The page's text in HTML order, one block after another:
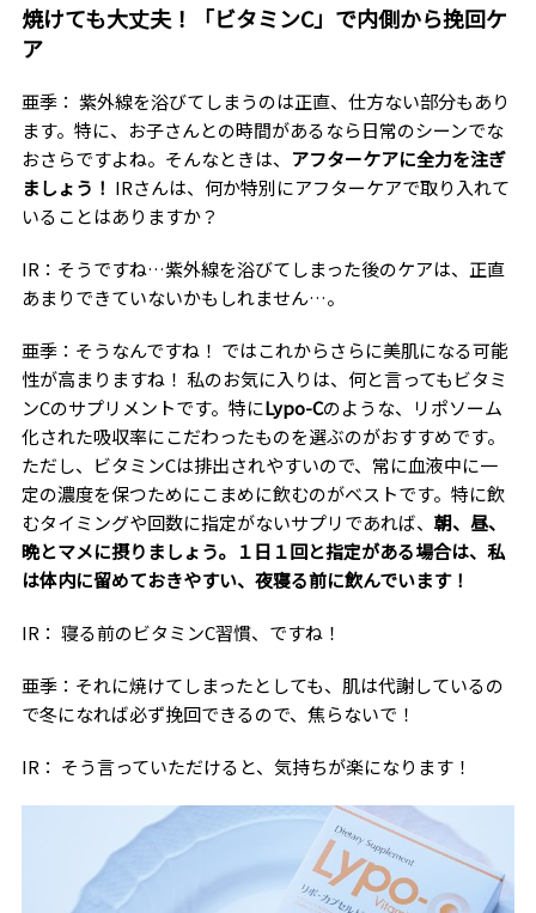
焼けても大丈夫！「ビタミンC」で内側から挽回ケ
ア
亜季： 紫外線を浴びてしまうのは正直、仕方ない部分もあり
ます。特に、お子さんとの時間があるなら日常のシーンでな
おさらですよね。そんなときは、 アフターケアに全力を注ぎ
ましょう！ IRさんは、何か特別にアフターケアで取り入れて
いることはありますか？
IR：そうですね…紫外線を浴びてしまった後のケアは、正直
あまりできていないかもしれません…。
亜季：そうなんですね！ ではこれからさらに美肌になる可能
性が高まりますね！ 私のお気に入りは、何と言ってもビタミ
ンCのサプリメントです。特にLypo-Cのような、リポソーム
化された吸収率にこだわったものを選ぶのがおすすめです。
ただし、ビタミンCは排出されやすいので、常に血液中に一
定の濃度を保つためにこまめに飲むのがベストです。特に飲
むタイミングや回数に指定がないサプリであれば、 朝、昼、
晩とマメに摂りましょう。１日１回と指定がある場合は、私
は体内に留めておきやすい、夜寝る前に飲んでいます！
IR： 寝る前のビタミンC習慣、ですね！
亜季：それに焼けてしまったとしても、肌は代謝しているの
で冬になれば必ず挽回できるので、焦らないで！
IR： そう言っていただけると、気持ちが楽になります！